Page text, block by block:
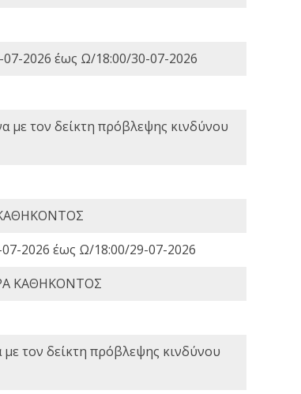
07-2026 έως Ω/18:00/30-07-2026
με τον δείκτη πρόβλεψης κινδύνου
2026 έως Ω/18:00/29-07-2026
ΚΑΘΗΚΟΝΤΟΣ
τον δείκτη πρόβλεψης κινδύνου